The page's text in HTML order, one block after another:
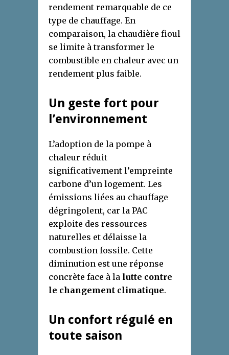
rendement remarquable de ce
type de chauffage. En
comparaison, la chaudière fioul
se limite à transformer le
combustible en chaleur avec un
rendement plus faible.
Un geste fort pour
l’environnement
L’adoption de la pompe à
chaleur réduit
significativement l’empreinte
carbone d’un logement. Les
émissions liées au chauffage
dégringolent, car la PAC
exploite des ressources
naturelles et délaisse la
combustion fossile. Cette
diminution est une réponse
concrète face à la lutte contre
le changement climatique.
Un confort régulé en
toute saison